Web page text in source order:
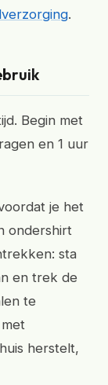
.
Begin met
en 1 uur
je het
ondershirt
sta
en trek de
te
herstelt,